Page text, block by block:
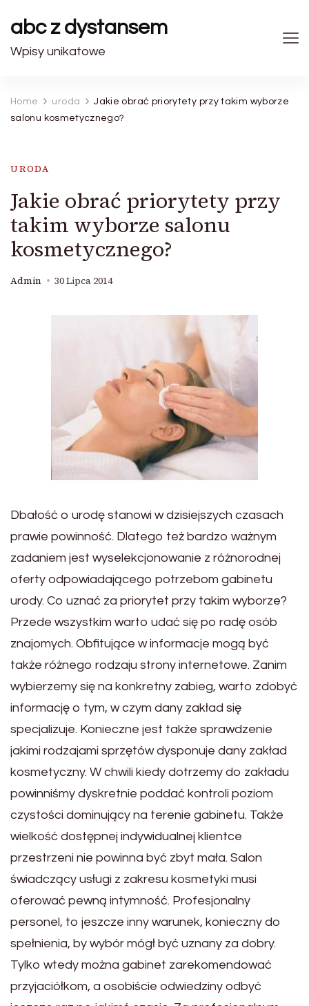
abc z dystansem
Wpisy unikatowe
Home uroda
Jakie obrać priorytety przy takim wyborze
salonu kosmetycznego?
URODA
Jakie obrać priorytety przy
takim wyborze salonu
kosmetycznego?
Admin 30 Lipca 2014
Dbałość o urodę stanowi w dzisiejszych czasach
prawie powinność. Dlatego też bardzo ważnym
zadaniem jest wyselekcjonowanie z różnorodnej
oferty odpowiadającego potrzebom gabinetu
urody. Co uznać za priorytet przy takim wyborze?
Przede wszystkim warto udać się po radę osób
znajomych. Obfitujące w informacje mogą być
także różnego rodzaju strony internetowe. Zanim
wybierzemy się na konkretny zabieg, warto zdobyć
informację o tym, w czym dany zakład się
specjalizuje. Konieczne jest także sprawdzenie
jakimi rodzajami sprzętów dysponuje dany zakład
kosmetyczny. W chwili kiedy dotrzemy do zakładu
powinniśmy dyskretnie poddać kontroli poziom
czystości dominujący na terenie gabinetu. Także
wielkość dostępnej indywidualnej klientce
przestrzeni nie powinna być zbyt mała. Salon
świadczący usługi z zakresu kosmetyki musi
oferować pewną intymność. Profesjonalny
personel, to jeszcze inny warunek, konieczny do
spełnienia, by wybór mógł być uznany za dobry.
Tylko wtedy można gabinet zarekomendować
przyjaciółkom, a osobiście odwiedziny odbyć